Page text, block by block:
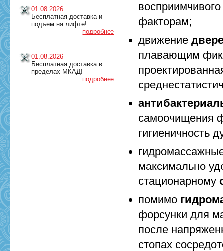
01.08.2026
Бесплатная доставка и
подъем на лифте!
подробнее
01.08.2026
Бесплатная доставка в
пределах МКАД!
подробнее
факторам;
движение
плавающим
самоочищения
гигиеничность
максимально
стационарному
помимо
форсунки для
после
стопах